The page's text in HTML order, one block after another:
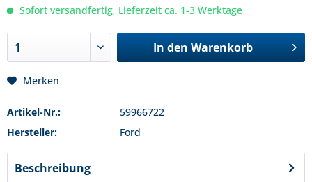
Sofort versandfertig, Lieferzeit ca. 1-3 Werktage
In den Warenkorb
Merken
Artikel-Nr.:
59966722
Hersteller:
Ford
Beschreibung